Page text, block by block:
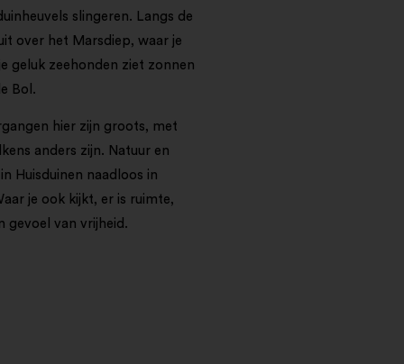
slingeren. Langs de
over het Marsdiep, waar je
geluk zeehonden ziet zonnen
Bol.
hier zijn groots, met
anders zijn. Natuur en
Huisduinen naadloos in
je ook kijkt, er is ruimte,
gevoel van vrijheid.